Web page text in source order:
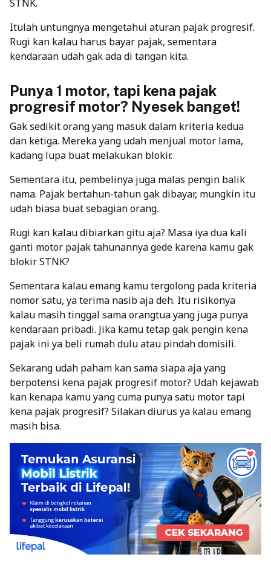
STNK.
Itulah untungnya mengetahui aturan pajak progresif.
Rugi kan kalau harus bayar pajak, sementara
kendaraan udah gak ada di tangan kita.
Punya 1 motor, tapi kena pajak
progresif motor? Nyesek banget!
Gak sedikit orang yang masuk dalam kriteria kedua
dan ketiga. Mereka yang udah menjual motor lama,
kadang lupa buat melakukan blokir.
Sementara itu, pembelinya juga malas pengin balik
nama. Pajak bertahun-tahun gak dibayar, mungkin itu
udah biasa buat sebagian orang.
Rugi kan kalau dibiarkan gitu aja? Masa iya dua kali
ganti motor pajak tahunannya gede karena kamu gak
blokir STNK?
Sementara kalau emang kamu tergolong pada kriteria
nomor satu, ya terima nasib aja deh. Itu risikonya
kalau masih tinggal sama orangtua yang juga punya
kendaraan pribadi. Jika kamu tetap gak pengin kena
pajak ini ya beli rumah dulu atau pindah domisili.
Sekarang udah paham kan sama siapa aja yang
berpotensi kena pajak progresif motor? Udah kejawab
kan kenapa kamu yang cuma punya satu motor tapi
kena pajak progresif? Silakan diurus ya kalau emang
masih bisa.